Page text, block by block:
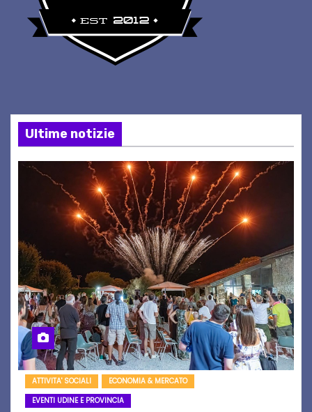
Ultime notizie
ATTIVITA' SOCIALI
ECONOMIA & MERCATO
EVENTI UDINE E PROVINCIA